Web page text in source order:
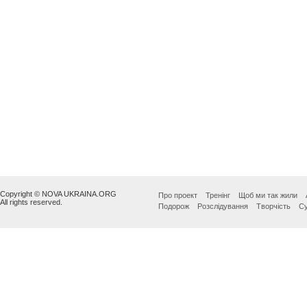
Copyright © NOVA UKRAINA.ORG
All rights reserved.
Про проект Тренінг Щоб ми так жили
Подорож
Розслідування Творчість